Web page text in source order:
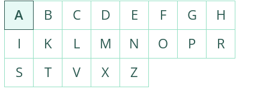
A B C D E F G
H
I
K L M N O P
R
S
T V X Z